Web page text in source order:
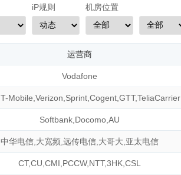
iP规则 机房位置
运营商
Vodafone
T-Mobile Verizon Sprint Cogent GTT,TeliaCarrier
Softbank Docomo AU
中华电信 大宽频 远传电信 大哥大 亚太电信
CT,CU CMI PCCW, NTT,3HK CSL